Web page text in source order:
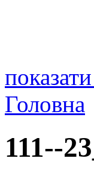
Головна
111--